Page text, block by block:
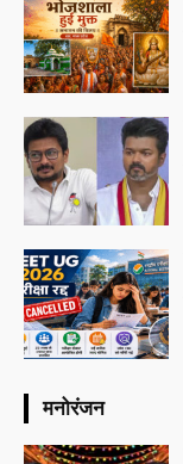
मनोरंजन